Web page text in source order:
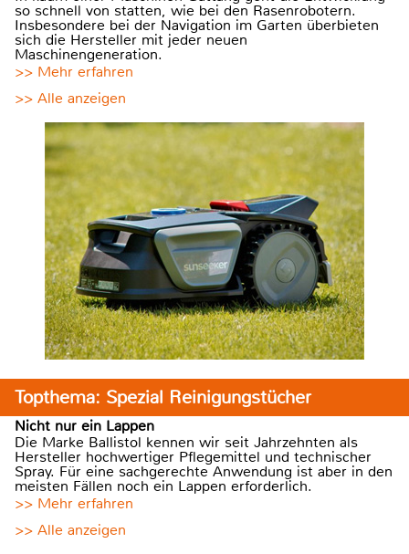
so schnell von statten, wie bei den Rasenrobotern.
Insbesondere bei der Navigation im Garten überbieten
sich die Hersteller mit jeder neuen
Maschinengeneration.
>> Mehr erfahren
>> Alle anzeigen
Topthema: Spezial Reinigungstücher
Nicht nur ein Lappen
Die Marke Ballistol kennen wir seit Jahrzehnten als
Hersteller hochwertiger Pflegemittel und technischer
Spray. Für eine sachgerechte Anwendung ist aber in den
meisten Fällen noch ein Lappen erforderlich.
>> Mehr erfahren
>> Alle anzeigen